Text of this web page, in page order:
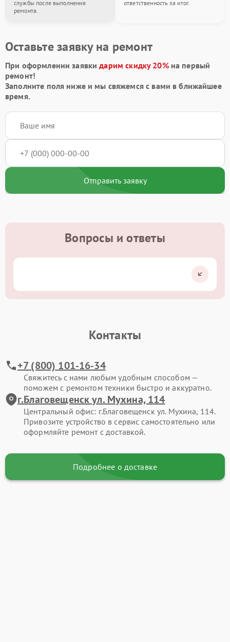
службы после выполнения
ремонта.
ответственность за итог.
Оставьте заявку на ремонт
При оформлении заявкидарим скидку 20%на первый
ремонт!
Заполните поля ниже и мы свяжемся с вами в ближайшее
время.
Отправить заявку
Вопросы и ответы
Контакты
+7 (800) 101-16-34
Свяжитесь с нами любым удобным способом —
поможем с ремонтом техники быстро и аккуратно.
г.Благовещенск ул. Мухина, 114
Центральный офис: г.Благовещенск ул. Мухина, 114.
Привозите устройство в сервис самостоятельно или
оформляйте ремонт с доставкой.
Подробнее о доставке